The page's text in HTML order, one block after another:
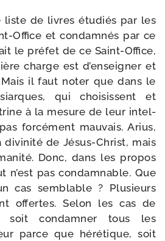
liste de livres étu­diés par les
​Office et condam­nés par ce
le pré­fet de ce Saint-​Office,
charge est d’en­sei­gner et
il faut noter que dans le
qui choi­sissent et
à la mesure de leur intel­
for­cé­ment mau­vais. Arius,
de Jésus-​Christ, mais
Donc, dans les pro­pos
n’est pas condam­nable. Que
cas sem­blable ? Plusieurs
offertes. Selon les cas de
soit condam­ner tous les
parce que héré­tique, soit